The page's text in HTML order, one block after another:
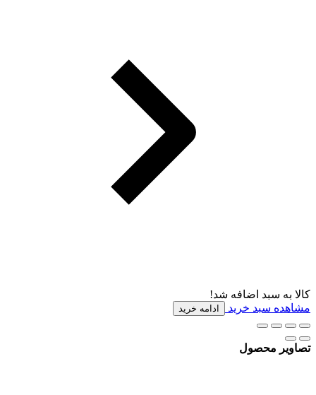
کالا به سبد اضافه شد!
مشاهده سبد خرید
ادامه خرید
تصاویر محصول